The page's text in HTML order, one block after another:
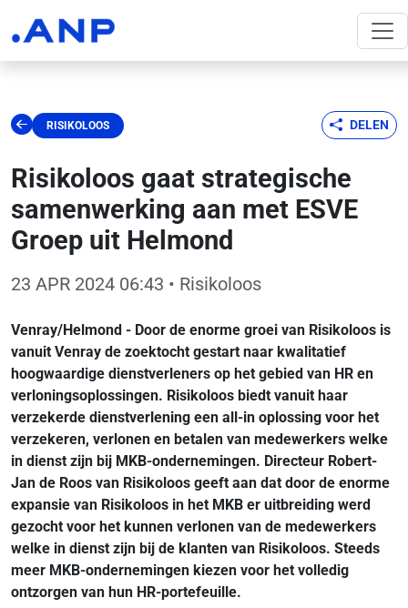
RISIKOLOOS DELEN
Risikoloos gaat strategische
samenwerking aan met ESVE
Groep uit Helmond
23 APR 2024 06:43 • Risikoloos
Venray/Helmond - Door de enorme groei van Risikoloos is
vanuit Venray de zoektocht gestart naar kwalitatief
hoogwaardige dienstverleners op het gebied van HR en
verloningsoplossingen. Risikoloos biedt vanuit haar
verzekerde dienstverlening een all-in oplossing voor het
verzekeren, verlonen en betalen van medewerkers welke
in dienst zijn bij MKB-ondernemingen. Directeur Robert-
Jan de Roos van Risikoloos geeft aan dat door de enorme
expansie van Risikoloos in het MKB er uitbreiding werd
gezocht voor het kunnen verlonen van de medewerkers
welke in dienst zijn bij de klanten van Risikoloos. Steeds
meer MKB-ondernemingen kiezen voor het volledig
ontzorgen van hun HR-portefeuille.